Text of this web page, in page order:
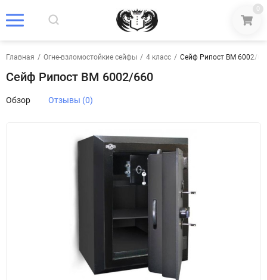
0
Главная / Огне-взломостойкие сейфы / 4 класс / Сейф Рипост BM 6002/
Сейф Рипост BM 6002/660
Обзор Отзывы (0)